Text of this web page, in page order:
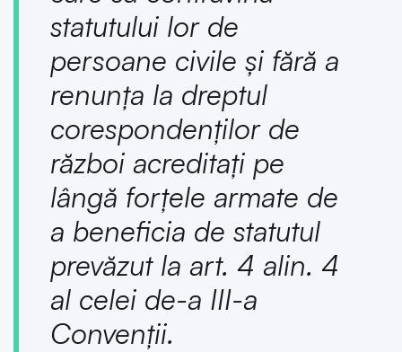
statutului lor de
persoane civile şi fără a
renunţa la dreptul
corespondenţilor de
război acreditaţi pe
lângă forţele armate de
a beneficia de statutul
prevăzut la art. 4 alin. 4
al celei de-a III-a
Convenţii.